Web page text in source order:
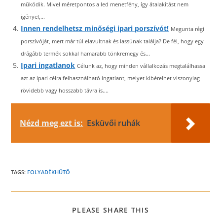
működik. Mivel méretpontos a led menetfény, így átalakítást nem
igényel,...
Innen rendelhetsz minőségi ipari porszívót! Megunta régi
porszívóját, mert már túl elavultnak és lassúnak találja? De fél, hogy egy
drágább termék sokkal hamarabb tönkremegy és...
Ipari ingatlanok Célunk az, hogy minden vállalkozás megtalálhassa
azt az ipari célra felhasználható ingatlant, melyet kibérelhet viszonylag
rövidebb vagy hosszabb távra is....
Nézd meg ezt is: Esküvői ruhák
TAGS: FOLYADÉKHŰTŐ
PLEASE SHARE THIS